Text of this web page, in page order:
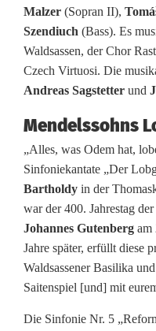
r
k
l
n
g
i
n
W
a
l
Malzer (Sopran II),
Szendiuch (Bass). Es
Waldsassen, der Chor
Czech Virtuosi. Die
Andreas Sagstetter und
Mendelssohns
„Alles, was Odem hat,
Sinfoniekantate „Der
Bartholdy in der
war der 400. Jahrestag
Johannes Gutenberg am
Jahre später, erfüllt diese
Waldsassener Basilika
Saitenspiel [und] mit
Die Sinfonie Nr. 5